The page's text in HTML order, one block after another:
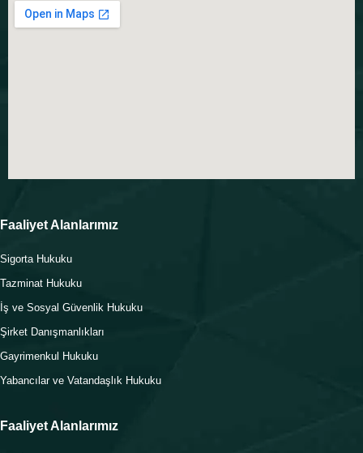
Faaliyet Alanlarımız
Sigorta Hukuku
Tazminat Hukuku
İş ve Sosyal Güvenlik Hukuku
Şirket Danışmanlıkları
Gayrimenkul Hukuku
Yabancılar ve Vatandaşlık Hukuku
Faaliyet Alanlarımız